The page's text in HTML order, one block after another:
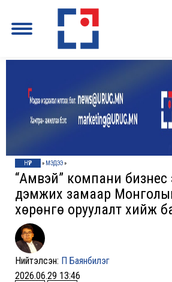
НҮҮР » МЭДЭЭ»
“Амвэй” компани бизнес
дэмжих замаар
хөрөнгө оруулалт хийж
Нийтэлсэн: П Баянбилэг
2026.06.29 13:46